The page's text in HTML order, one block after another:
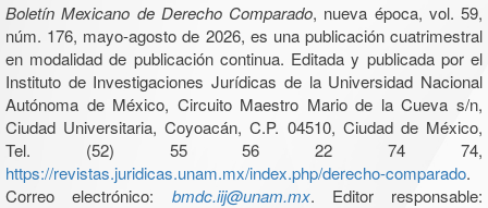
Boletín Mexicano de Derecho Comparado, nueva época, vol. 59,
núm. 176, mayo-agosto de 2026, es una publicación cuatrimestral
en modalidad de publicación continua. Editada y publicada por el
Instituto de Investigaciones Jurídicas de la Universidad Nacional
Autónoma de México, Circuito Maestro Mario de la Cueva s/n,
Ciudad Universitaria, Coyoacán, C.P. 04510, Ciudad de México,
Tel. (52) 55 56 22 74 74,
https://revistas.juridicas.unam.mx/index.php/derecho-comparado.
Correo electrónico: bmdc.iij@unam.mx. Editor responsable: